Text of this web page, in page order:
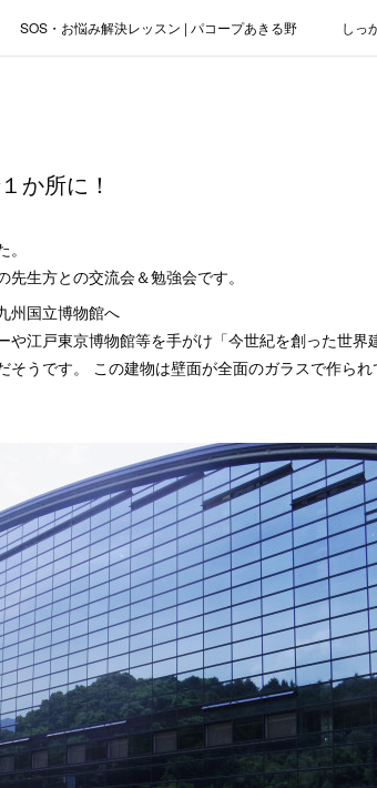
SOS・お悩み解決レッスン | パコープあきる野 しっ
か所に！
先生方との交流会＆勉強会です。
州国立博物館へ
や江戸東京博物館等を手がけ「今世紀を創った世
うです。 この建物は壁面が全面のガラスで作ら